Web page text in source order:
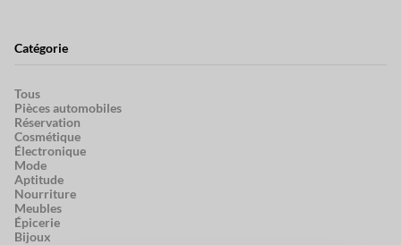
Catégorie
Tous
Pièces automobiles
Réservation
Cosmétique
Électronique
Mode
Aptitude
Nourriture
Meubles
Épicerie
Bijoux